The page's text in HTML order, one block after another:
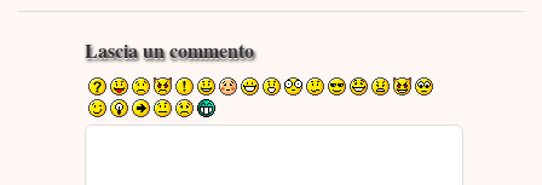
Lascia un commento